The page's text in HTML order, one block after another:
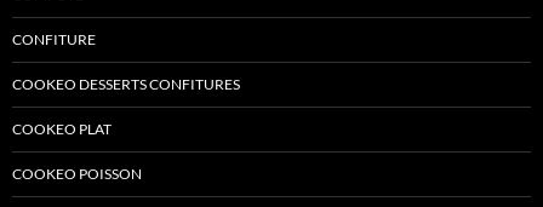
CONFITURE
COOKEO DESSERTS CONFITURES
COOKEO PLAT
COOKEO POISSON